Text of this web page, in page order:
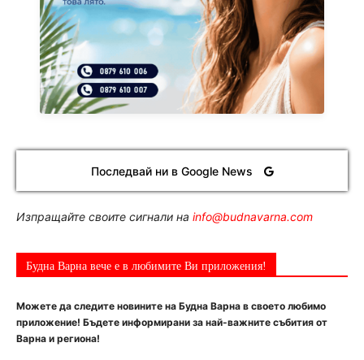
Последвай ни в Google News
Изпращайте своите сигнали на info@budnavarna.com
Будна Варна вече е в любимите Ви приложения!
Можете да следите новините на Будна Варна в своето любимо
приложение! Бъдете информирани за най-важните събития от
Варна и региона!